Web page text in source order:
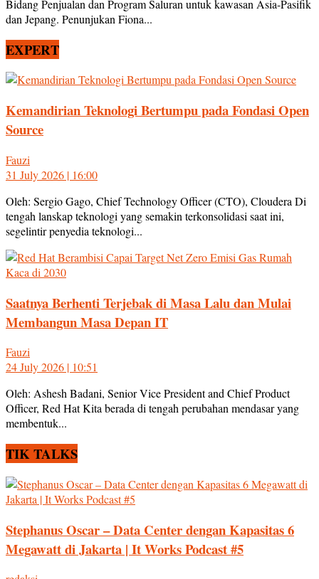
Bidang Penjualan dan Program Saluran untuk kawasan Asia-Pasifik
dan Jepang. Penunjukan Fiona...
EXPERT
Kemandirian Teknologi Bertumpu pada Fondasi Open
Source
Fauzi
31 July 2026 | 16:00
Oleh: Sergio Gago, Chief Technology Officer (CTO), Cloudera Di
tengah lanskap teknologi yang semakin terkonsolidasi saat ini,
segelintir penyedia teknologi...
Saatnya Berhenti Terjebak di Masa Lalu dan Mulai
Membangun Masa Depan IT
Fauzi
24 July 2026 | 10:51
Oleh: Ashesh Badani, Senior Vice President and Chief Product
Officer, Red Hat Kita berada di tengah perubahan mendasar yang
membentuk...
TIK TALKS
Stephanus Oscar – Data Center dengan Kapasitas 6
Megawatt di Jakarta | It Works Podcast #5